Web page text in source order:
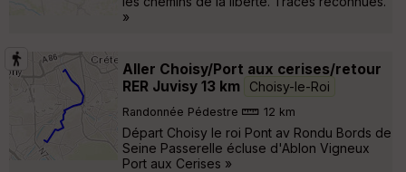
»
Aller Choisy/Port aux cerises/retour
RER Juvisy 13 km
Choisy-le-Roi
Randonnée Pédestre 12 km
Départ Choisy le roi Pont av Rondu Bords de
Seine Passerelle écluse d'Ablon Vigneux
Port aux Cerises »